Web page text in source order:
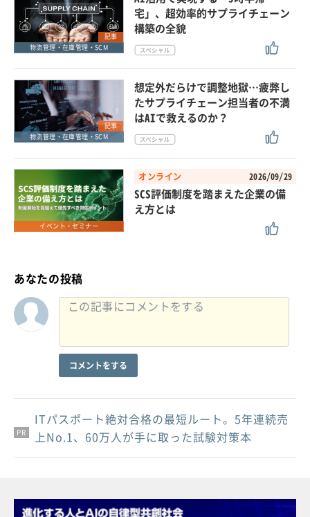
記事
物流管理・在庫管理・SCM
宅」、超効率的サプライチェーン
構築の全貌
記事
物流管理・在庫管理・SCM
想定外だらけで調整地獄…疲弊し
たサプライチェーン担当者の不満
はAIで救えるのか？
イベント・セミナー
オンライン 2026/09/29
SCS評価制度を踏まえた企業の備
え方とは
あなたの投稿
コメントをする
PR
PR
PR
ITパスポート絶対合格の最短ルート。5年連続売
上No.1、60万人が手に取った試験対策本